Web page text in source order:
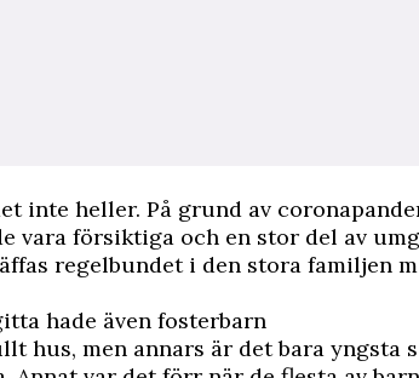
inte heller. På grund av
vara försiktiga och en stor del av
regelbundet i den stora familjen
hade även fosterbarn
hus, men annars är det bara yngsta